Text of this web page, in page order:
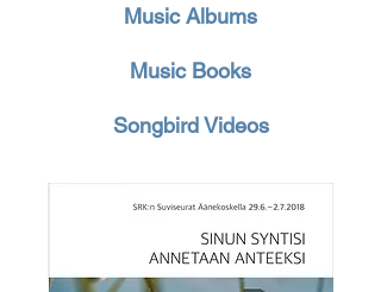
Music Albums
Music Books
Songbird Videos